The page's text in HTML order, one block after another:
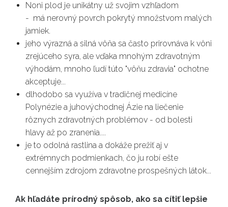
Noni plod je unikátny už svojim vzhľadom
- má nerovný povrch pokrytý množstvom malých
jamiek.
jeho výrazná a silná vôňa sa často prirovnáva k vôni
zrejúceho syra, ale vďaka mnohým zdravotným
výhodám, mnoho ľudí túto "vôňu zdravia" ochotne
akceptuje...
dlhodobo sa využíva v tradičnej medicíne
Polynézie a juhovýchodnej Ázie na liečenie
rôznych zdravotných problémov - od bolesti
hlavy až po zranenia....
je to odolná rastlina a dokáže prežiť aj v
extrémnych podmienkach, čo ju robí ešte
cennejším zdrojom zdravotne prospešných látok...
Ak hľadáte prírodný spôsob, ako sa cítiť lepšie